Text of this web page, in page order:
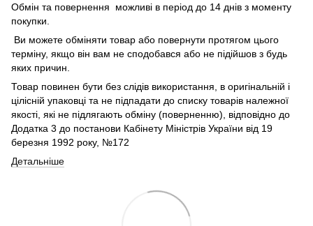
Обмін та повернення можливі в період до 14 днів з моменту
покупки.
Ви можете обміняти товар або повернути протягом цього
терміну, якщо він вам не сподобався або не підійшов з будь
яких причин.
Товар повинен бути без слідів використання, в оригінальній і
цілісній упаковці та не підпадати до списку товарів належної
якості, які не підлягають обміну (поверненню), відповідно до
Додатка 3 до постанови Кабінету Міністрів України від 19
березня 1992 року, №172
Детальніше